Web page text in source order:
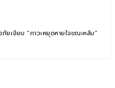
ยเงียบ “ภาวะหยุดหายใจขณะหลับ”